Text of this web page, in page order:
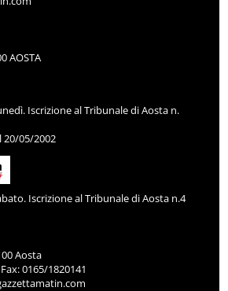
AOSTA
Iscrizione al Tribunale di Aosta n.
20/05/2002
Iscrizione al Tribunale di Aosta n.4
Aosta
0165/1820141